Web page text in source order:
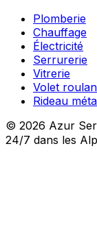
Plomberie
Chauffage
Électricité
Serrurerie
Vitrerie
Volet
Rideau
© 2026 Azur
24/7 dans les